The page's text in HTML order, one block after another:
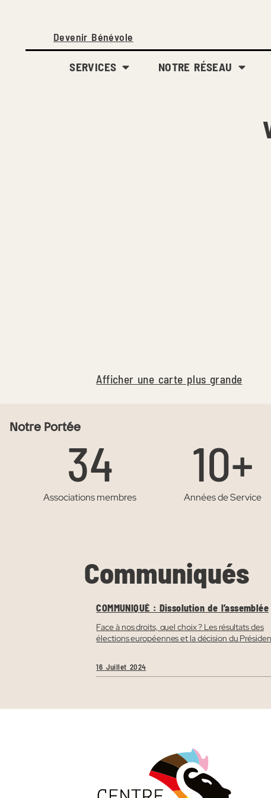
Devenir Bénévole
SERVICES NOTRE RÉSEAU
Afficher une carte plus grande
Notre Portée
34
Associations membres
10+
Années de Service
Communiqués
COMMUNIQUÉ : Dissolution de l’assemblée
Face à nos droits, quel choix ? Les résultats des
élections européennes et la décision du
notre société.Depuis plusieurs années nous avons
16 Juillet 2024